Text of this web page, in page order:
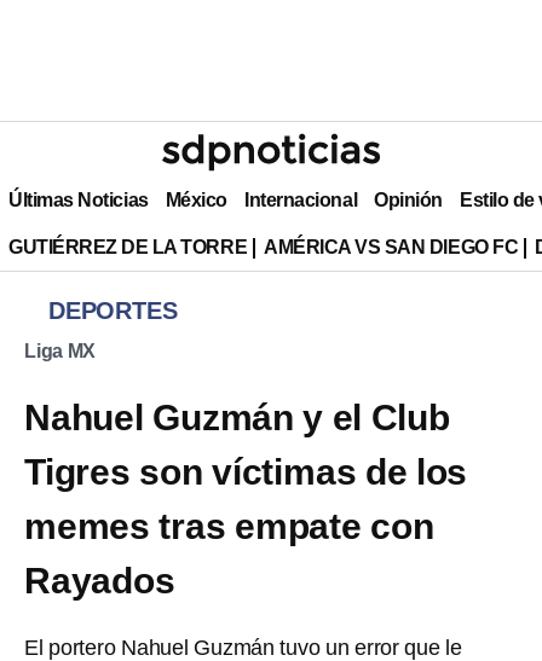
Últimas Noticias México Internacional Opinión Estilo de
GUTIÉRREZ DE LA TORRE AMÉRICA VS SAN DIEGO FC
DEPORTES
Liga MX
Nahuel Guzmán y el Club
Tigres son víctimas de los
memes tras empate con
Rayados
El portero Nahuel Guzmán tuvo un error que le